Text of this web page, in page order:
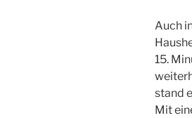
Auch
15.
stand
Mit